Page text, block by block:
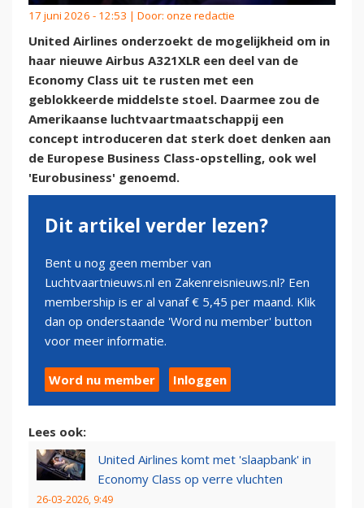
17 juni 2026 - 12:53 | Door: onze redactie
United Airlines onderzoekt de mogelijkheid om in
haar nieuwe Airbus A321XLR een deel van de
Economy Class uit te rusten met een
geblokkeerde middelste stoel. Daarmee zou de
Amerikaanse luchtvaartmaatschappij een
concept introduceren dat sterk doet denken aan
de Europese Business Class-opstelling, ook wel
'Eurobusiness' genoemd.
Dit artikel verder lezen?
Bent u nog geen member van
Luchtvaartnieuws.nl en Zakenreisnieuws.nl? Een
membership is er al vanaf € 5,45 per maand. Klik
dan op onderstaande 'Word nu member' button
voor meer informatie.
Word nu member Inloggen
Lees ook:
United Airlines komt met 'slaapbank' in
Economy Class op verre vluchten
26-03-2026, 9:49